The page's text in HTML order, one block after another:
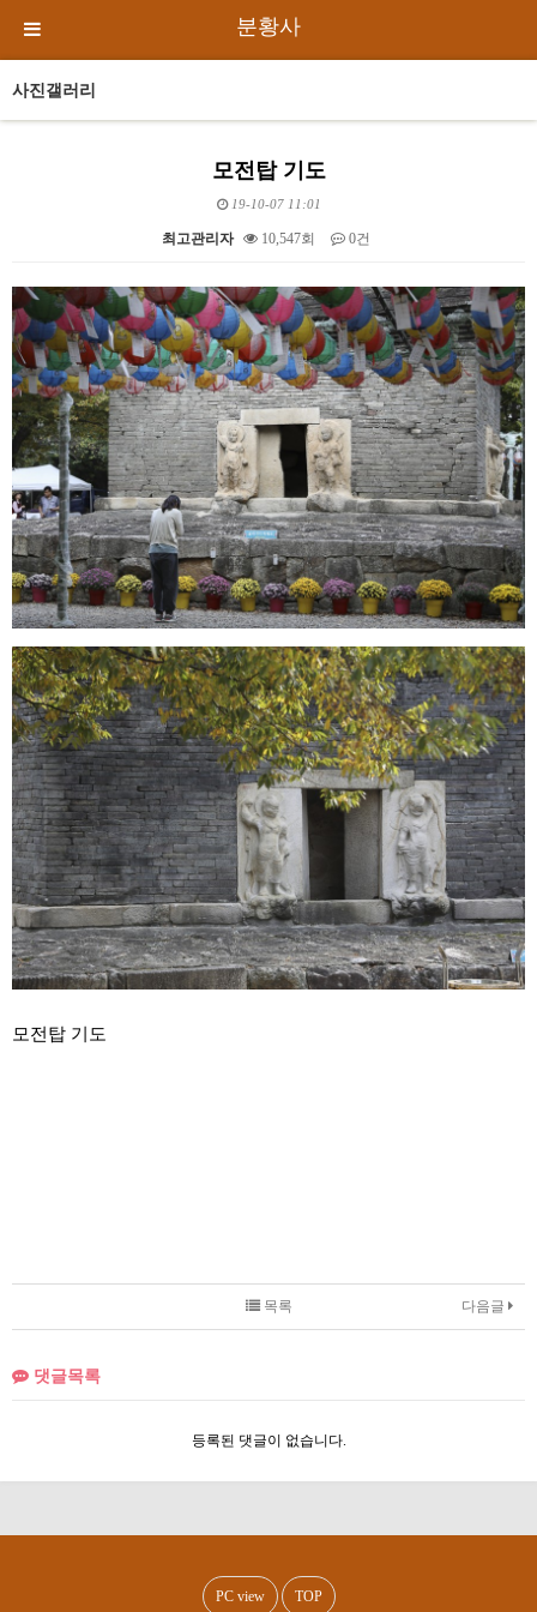
분황사
사진갤러리
모전탑 기도
19-10-07 11:01
최고관리자 10,547회 0건
본문
모전탑 기도
다음글
목록
댓글목록
등록된 댓글이 없습니다.
PC view TOP